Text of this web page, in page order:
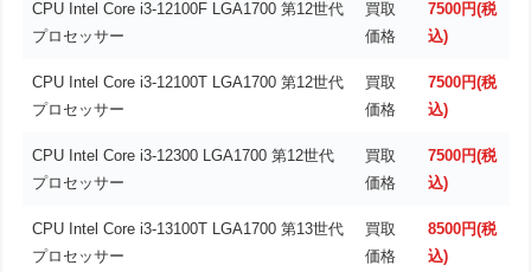
CPU Intel Core i3-12100F LGA1700 第12世代
プロセッサー
買取
価格
7500円(税
込)
CPU Intel Core i3-12100T LGA1700 第12世代
プロセッサー
買取
価格
7500円(税
込)
CPU Intel Core i3-12300 LGA1700 第12世代
プロセッサー
買取
価格
7500円(税
込)
CPU Intel Core i3-13100T LGA1700 第13世代
プロセッサー
買取
価格
8500円(税
込)